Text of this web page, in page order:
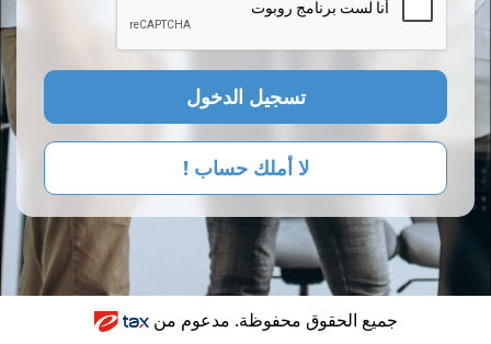
تسجيل الدخول
لا أملك حساب !
جميع الحقوق محفوظة. مدعوم من